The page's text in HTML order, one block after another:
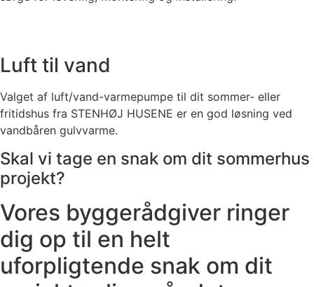
Luft til vand
Valget af luft/vand-varmepumpe til dit sommer- eller
fritidshus fra STENHØJ HUSENE er en god løsning ved
vandbåren gulvvarme.
Skal vi tage en snak om dit sommerhus
projekt?
Vores byggerådgiver ringer
dig op til en helt
uforpligtende snak om dit